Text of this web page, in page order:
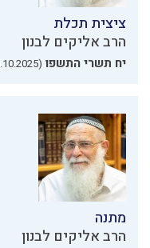
ציצית תכלת
הרב אליקים לבנון
יח תשרי התשפו (10.10.2025)
מתנה
הרב אליקים לבנון